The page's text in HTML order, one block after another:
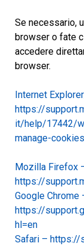
Se necessario,
browser o fate
accedere
browser.
Internet
https://
it/help/17442/
manage-cookies
Mozilla Firefox
https://
Google Chrome
https://
hl=en
Safari – https://